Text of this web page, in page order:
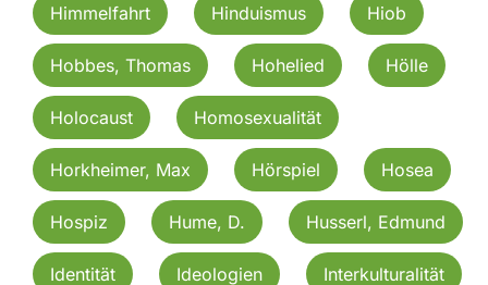
Himmelfahrt Hinduismus Hiob
Hobbes, Thomas Hohelied Hölle
Holocaust Homosexualität
Horkheimer, Max Hörspiel Hosea
Hospiz Hume, D. Husserl, Edmund
Identität Ideologien Interkulturalität